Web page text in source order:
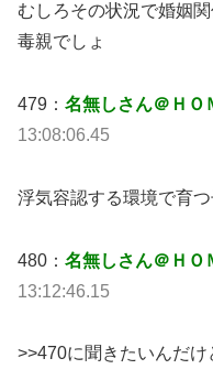
むしろその状況で婚姻
毒親でしょ
479： 名無しさん＠ＨＯ
13:08:06.45
浮気容認する環境で育
480： 名無しさん＠ＨＯ
13:12:46.15
>>470に聞きたいんだけ